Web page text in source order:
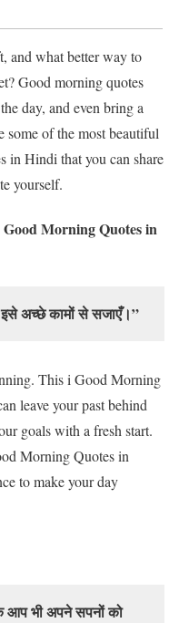
and what better way to
Good morning quotes
day, and even bring a
some of the most beautiful
in Hindi that you can share
yourself.
Good Morning Quotes in
इसे अच्छे कामों से सजाएँ।”
This i Good Morning
leave your past behind
goals with a fresh start.
Morning Quotes in
to make your day
आप भी अपने सपनों को